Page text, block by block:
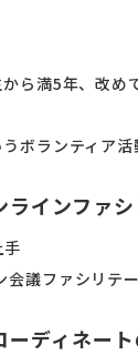
ら満5年、改め
ボランティア活
ラインファシ
議ファシリテー
ーディネート